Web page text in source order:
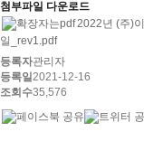
첨부파일 다운로드
2022년 (주)
일_rev1.pdf
등록자관리자
등록일2021-12-16
조회수35,576